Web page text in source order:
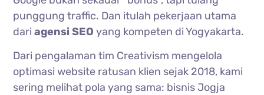
punggung traffic. Dan itulah pekerjaan utama
dariagensi SEO yang kompeten di Yogyakarta.
Dari pengalaman tim Creativism mengelola
optimasi website ratusan klien sejak 2018, kami
sering melihat pola yang sama: bisnis Jogja